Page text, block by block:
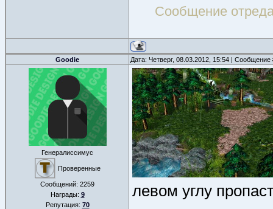
Сообщение
Goodie Дата: Четверг, 08.03.2012, 15:54 |
Генералиссимус
Проверенные
Сообщений: 2259
Награды: 9
Репутация: 70
левом углу